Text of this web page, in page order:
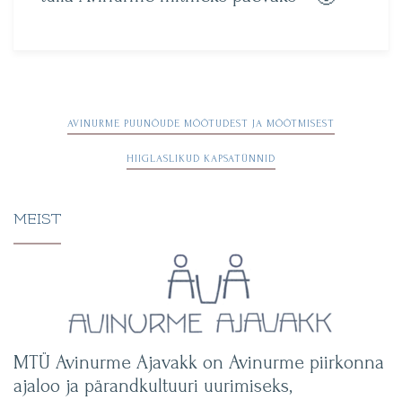
Navigeerimine
AVINURME PUUNÕUDE MÕÕTUDEST JA MÕÕTMISEST
HIIGLASLIKUD KAPSATÜNNID
MEIST
MTÜ Avinurme Ajavakk on Avinurme piirkonna
ajaloo ja pärandkultuuri uurimiseks,